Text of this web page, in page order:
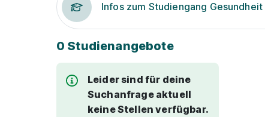
Infos zum Studiengang Gesundheit
0 Studienangebote
Leider sind für deine
Suchanfrage aktuell
keine Stellen verfügbar.